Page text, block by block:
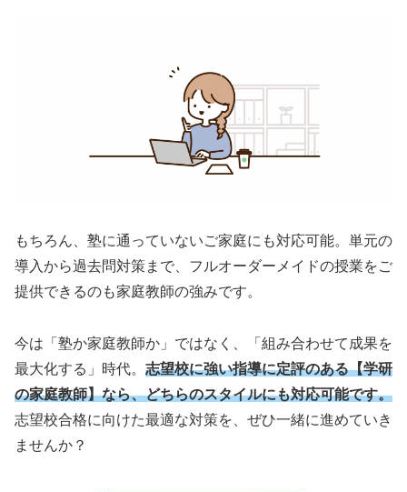
もちろん、塾に通っていないご家庭にも対応可能。単元の
導入から過去問対策まで、フルオーダーメイドの授業をご
提供できるのも家庭教師の強みです。
今は「塾か家庭教師か」ではなく、「組み合わせて成果を
最大化する」時代。 志望校に強い指導に定評のある【学研
の家庭教師】なら、どちらのスタイルにも対応可能です。
志望校合格に向けた最適な対策を、ぜひ一緒に進めていき
ませんか？